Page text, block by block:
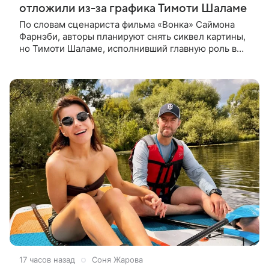
отложили из-за графика Тимоти Шаламе
По словам сценариста фильма «Вонка» Саймона
Фарнэби, авторы планируют снять сиквел картины,
но Тимоти Шаламе, исполнивший главную роль в
17 часов назад Соня Жарова